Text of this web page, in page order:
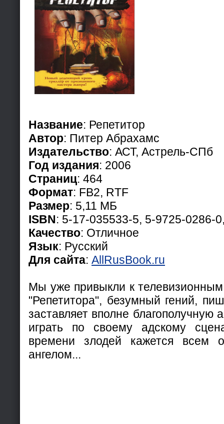
Название: Репетитор
Автор: Питер Абрахамс
Издательство: АСТ, Астрель-СПб
Год издания: 2006
Страниц: 464
Формат: FB2, RTF
Размер: 5,11 МБ
ISBN: 5-17-035533-5, 5-9725-0286-
Качество: Отличное
Язык: Русский
Для сайта: AllRusBook.ru
Мы уже привыкли к
"Репетитора", безумный гений,
заставляет вполне
играть по своему адскому
времени злодей кажется всем
ангелом...